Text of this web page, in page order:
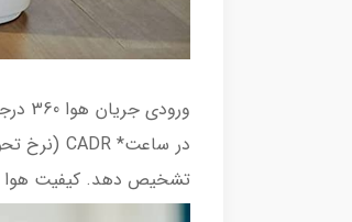
تشخیص دهد. کیفیت هوا